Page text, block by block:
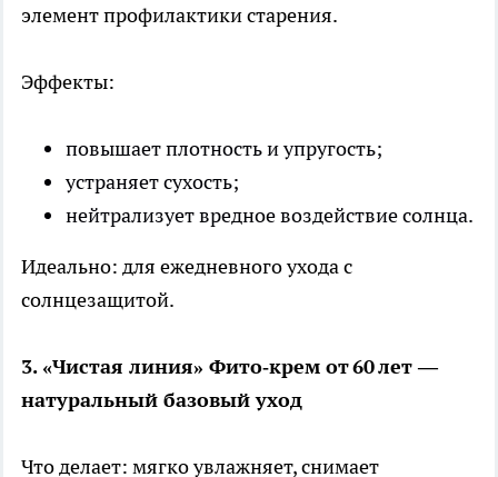
элемент профилактики старения.
Эффекты:
повышает плотность и упругость;
устраняет сухость;
нейтрализует вредное воздействие солнца.
Идеально: для ежедневного ухода с
солнцезащитой.
3. «Чистая линия» Фито‑крем от 60 лет —
натуральный базовый уход
Что делает: мягко увлажняет, снимает